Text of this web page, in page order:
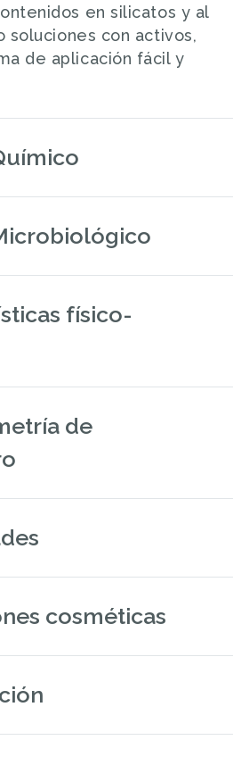
en silicatos y al
soluciones con activos,
de aplicación fácil y
físico-
de
cosméticas